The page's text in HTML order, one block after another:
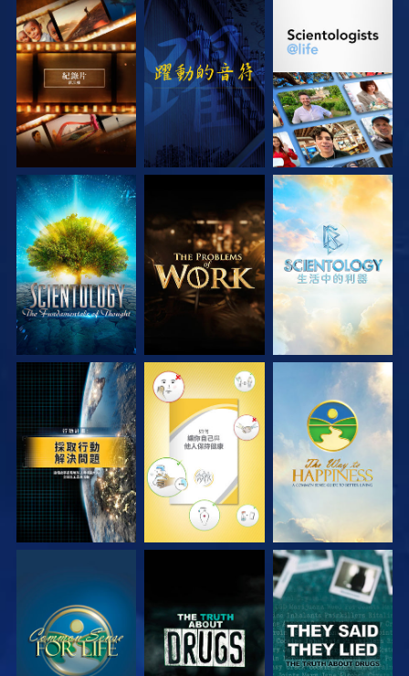
探索系列節目 觀看 探索系列節目
探索系列節目 探索系列節目 探索系列節目
觀看 觀看 觀看
觀看 觀看 觀看